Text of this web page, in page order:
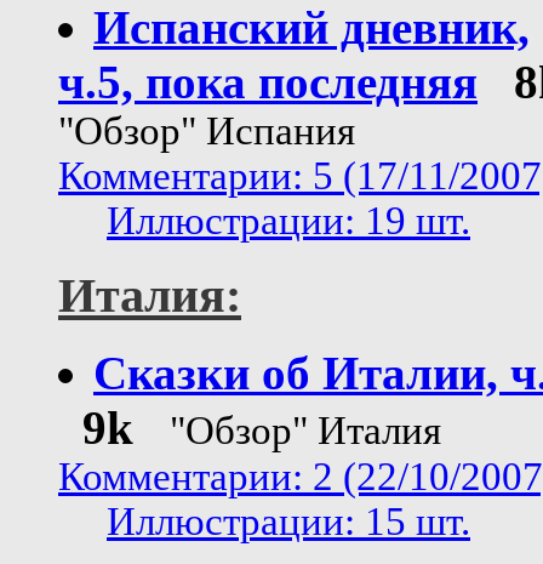
Испанский дневник,
ч.5, пока последняя
"Обзор" Испания
Комментарии: 5 (17/11/
Иллюстрации: 19 шт.
Италия:
Сказки об Италии,
9k
"Обзор" Италия
Комментарии: 2 (22/10/
Иллюстрации: 15 шт.